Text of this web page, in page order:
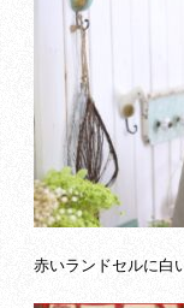
赤いランドセルに白